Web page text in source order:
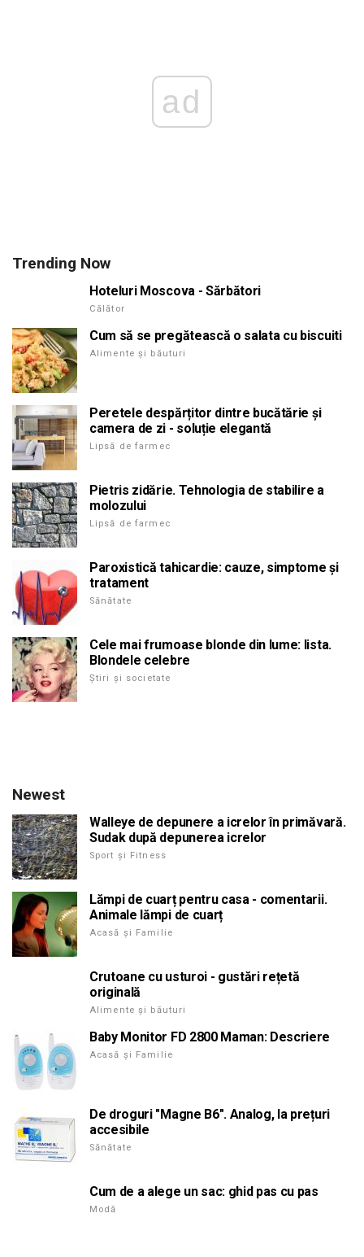
ad
Trending Now
Hoteluri Moscova - Sărbători
Călător
Cum să se pregătească o salata cu biscuiti
Alimente și băuturi
Peretele despărțitor dintre bucătărie și
camera de zi - soluție elegantă
Lipsă de farmec
Pietris zidărie. Tehnologia de stabilire a
molozului
Lipsă de farmec
Paroxistică tahicardie: cauze, simptome și
tratament
Sănătate
Cele mai frumoase blonde din lume: lista.
Blondele celebre
Știri și societate
Newest
Walleye de depunere a icrelor în primăvară.
Sudak după depunerea icrelor
Sport și Fitness
Lămpi de cuarț pentru casa - comentarii.
Animale lămpi de cuarț
Acasă și Familie
Crutoane cu usturoi - gustări rețetă
originală
Alimente și băuturi
Baby Monitor FD 2800 Maman: Descriere
Acasă și Familie
De droguri "Magne B6". Analog, la prețuri
accesibile
Sănătate
Cum de a alege un sac: ghid pas cu pas
Modă